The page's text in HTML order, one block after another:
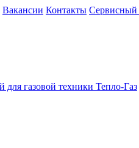
Вакансии Контакты Сервисный